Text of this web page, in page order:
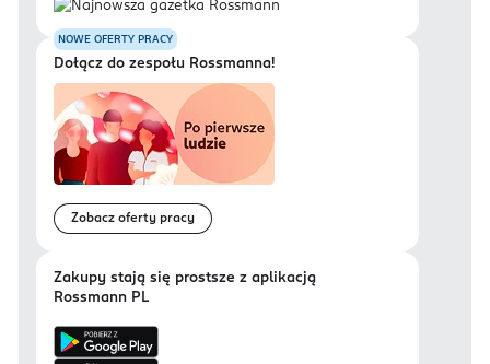
NOWE OFERTY PRACY
Dołącz do zespołu Rossmanna!
Zobacz oferty pracy
Zakupy stają się prostsze z aplikacją
Rossmann PL